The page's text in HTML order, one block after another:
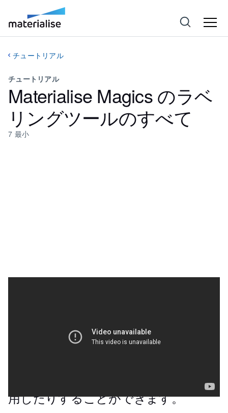
チュートリアル
チュートリアル
Materialise Magics のラベ
リングツールのすべて
7 最小
ラベリングツールの使用方法につい
て説明します。これらのツールは、
連のパーツにシリアルナンバーを適
用したりすることができます。